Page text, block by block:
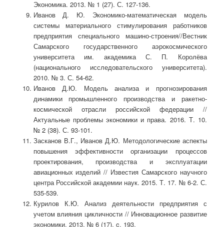
Экономика. 2013. № 1 (27). С. 127-136.
Иванов Д. Ю. Экономико-математическая модель
системы материального стимулирования работников
предприятия специального машино-строения//Вестник
Самарского государственного аэрокосмического
университета им. академика С. П. Королёва
(национального исследовательского университета).
2010. № 3. С. 54-62.
Иванов Д.Ю. Модель анализа и прогнозирования
динамики промышленного производства и ракетно-
космической отрасли российской федерации //
Актуальные проблемы экономики и права. 2016. Т. 10.
№ 2 (38). С. 93-101.
Засканов В.Г., Иванов Д.Ю. Методологические аспекты
повышения эффективности организации процессов
проектирования, производства и эксплуатации
авиационных изделий // Известия Самарского научного
центра Российской академии наук. 2015. Т. 17. № 6-2. С.
535-539.
Курилов К.Ю. Анализ деятельности предприятия с
учетом влияния цикличности // Инновационное развитие
экономики. 2013. № 6 (17). c. 193.